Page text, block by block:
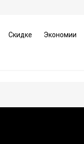
Скидке Экономии